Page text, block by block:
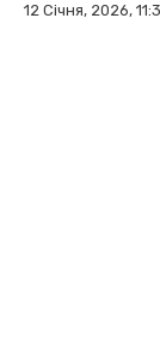
12 Січня, 2026,